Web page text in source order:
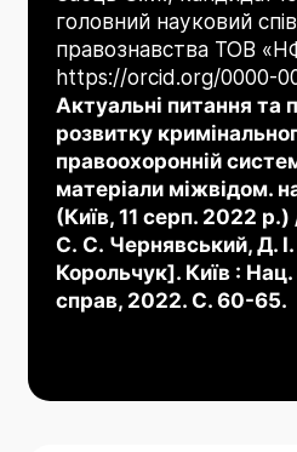
головний науковий
правознавства ТОВ
https://orcid.org/0000-
Актуальні питання та
розвитку
правоохоронній
матеріали міжвідом.
(Київ, 11 серп. 2022
С. С. Чернявський, Д.
Корольчук]. Київ :
справ, 2022. C. 60-65.